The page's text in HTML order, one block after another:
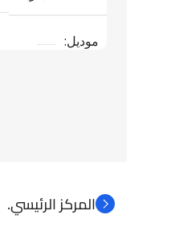
موديل
المركز الرئيسي.